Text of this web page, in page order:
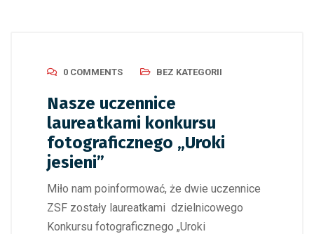
0 COMMENTS BEZ KATEGORII
Nasze uczennice
laureatkami konkursu
fotograficznego „Uroki
jesieni”
Miło nam poinformować, że dwie uczennice
ZSF zostały laureatkami dzielnicowego
Konkursu fotograficznego „Uroki